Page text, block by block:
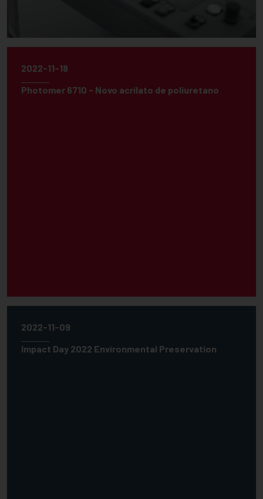
2022-11-18
Photomer 6710 - Novo acrilato de poliuretano
2022-11-09
Impact Day 2022 Environmental Preservation